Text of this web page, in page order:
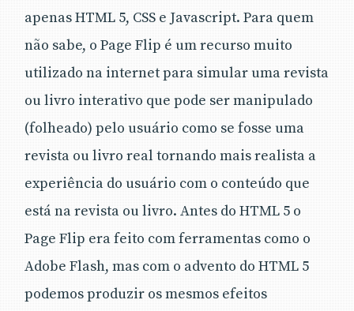
apenas HTML 5, CSS e Javascript. Para quem
não sabe, o Page Flip é um recurso muito
utilizado na internet para simular uma revista
ou livro interativo que pode ser manipulado
(folheado) pelo usuário como se fosse uma
revista ou livro real tornando mais realista a
experiência do usuário com o conteúdo que
está na revista ou livro. Antes do HTML 5 o
Page Flip era feito com ferramentas como o
Adobe Flash, mas com o advento do HTML 5
podemos produzir os mesmos efeitos